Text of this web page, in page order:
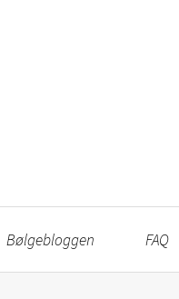
Bølgebloggen FAQ